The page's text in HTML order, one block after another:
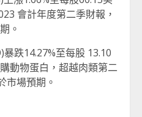
會計年度第二季財報，
。
跌14.27%至每股 13.10
動物蛋白，超越肉類第二
市場預期。